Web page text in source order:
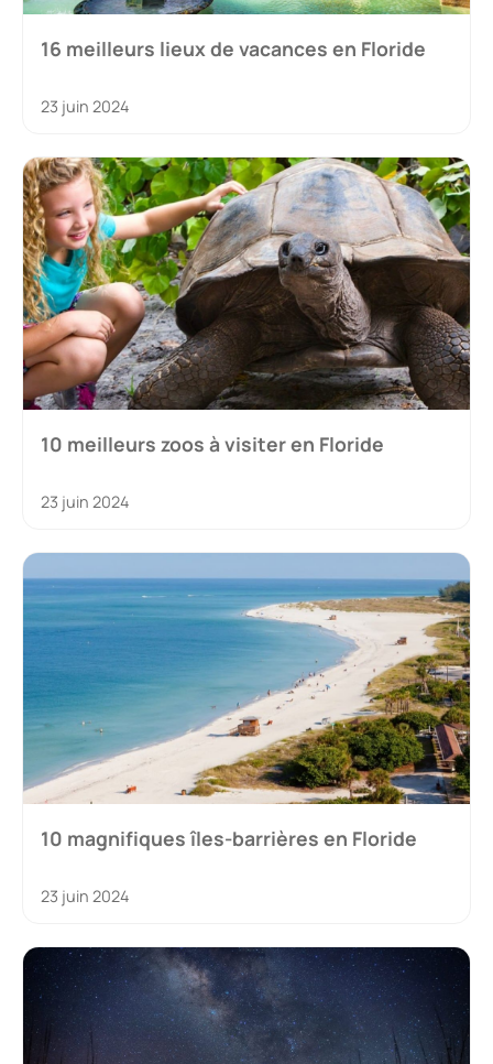
16 meilleurs lieux de vacances en Floride
23 juin 2024
10 meilleurs zoos à visiter en Floride
23 juin 2024
10 magnifiques îles-barrières en Floride
23 juin 2024